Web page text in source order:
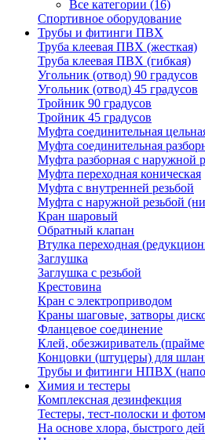
Все категории (16)
Спортивное оборудование
Трубы и фитинги ПВХ
Труба клеевая ПВХ (жесткая)
Труба клеевая ПВХ (гибкая)
Угольник (отвод) 90 градусов
Угольник (отвод) 45 градусов
Тройник 90 градусов
Тройник 45 градусов
Муфта соединительная
Муфта соединительная
Муфта разборная с наружной
Муфта переходная коническая
Муфта с внутренней резьбой
Муфта с наружной резьбой
Кран шаровый
Обратный клапан
Втулка переходная
Заглушка
Заглушка с резьбой
Крестовина
Кран с электроприводом
Краны шаговые, затворы
Фланцевое соединение
Клей, обезжириватель
Концовки (штуцеры) для
Трубы и фитинги НПВХ
Химия и тестеры
Комплексная дезинфекция
Тестеры, тест-полоски и
На основе хлора, быстрого